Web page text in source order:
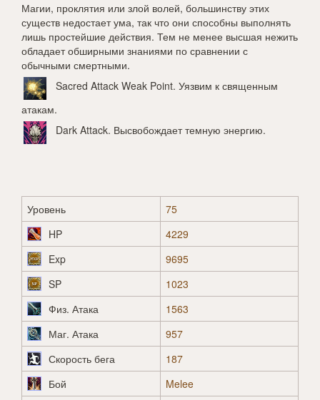
Магии, проклятия или злой волей, большинству этих
существ недостает ума, так что они способны выполнять
лишь простейшие действия. Тем не менее высшая нежить
обладает обширными знаниями по сравнении с
обычными смертными.
Sacred Attack Weak Point. Уязвим к священным
атакам.
Dark Attack. Высвобождает темную энергию.
Уровень
75
HP
4229
Exp
9695
SP
1023
Физ. Атака
1563
Маг. Атака
957
Скорость бега
187
Бой
Melee